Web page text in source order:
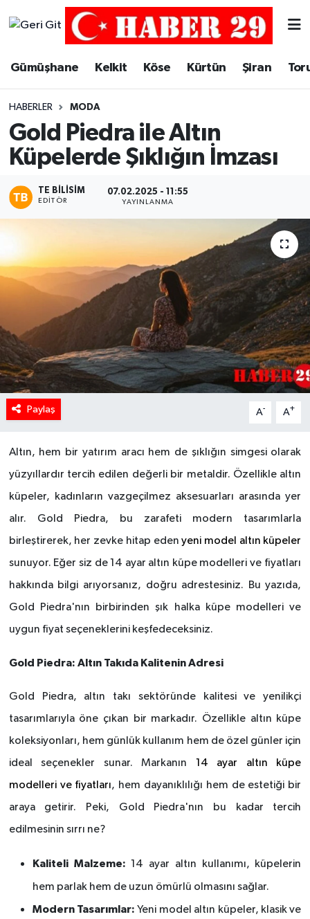
Gümüşhane Kelkit Köse Kürtün Şiran
HABERLER MODA
Gold Piedra ile Altın
Küpelerde Şıklığın İmzası
TE BILISIM
EDITÖR
07.02.2025 - 11:55
YAYINLANMA
Paylaş A- A+
Altın, hem bir yatırım aracı hem de şıklığın simgesi olarak
yüzyıllardır tercih edilen değerli bir metaldir. Özellikle altın
küpeler, kadınların vazgeçilmez aksesuarları arasında yer
alır. Gold Piedra, bu zarafeti modern tasarımlarla
birleştirerek, her zevke hitap edenyeni model altın küpeler
sunuyor. Eğer siz de 14 ayar altın küpe modelleri ve fiyatları
hakkında bilgi arıyorsanız, doğru adrestesiniz. Bu yazıda,
Gold Piedra'nın birbirinden şık halka küpe modelleri ve
uygun fiyat seçeneklerini keşfedeceksiniz.
Gold Piedra: Altın Takıda Kalitenin Adresi
Gold Piedra, altın takı sektöründe kalitesi ve yenilikçi
tasarımlarıyla öne çıkan bir markadır. Özellikle altın küpe
koleksiyonları, hem günlük kullanım hem de özel günler için
ideal seçenekler sunar. Markanın 14 ayar altın küpe
modelleri ve fiyatları, hem dayanıklılığı hem de estetiği bir
araya getirir. Peki, Gold Piedra'nın bu kadar tercih
edilmesinin sırrı ne?
Kaliteli Malzeme: 14 ayar altın kullanımı, küpelerin
hem parlak hem de uzun ömürlü olmasını sağlar.
Modern Tasarımlar: Yeni model altın küpeler, klasik ve
Merkez Trafik Yoğunluk Haritası
Süper Lig Puan Durumu ve Fikstür
Tüm Manşetler
Son Dakika Haberleri